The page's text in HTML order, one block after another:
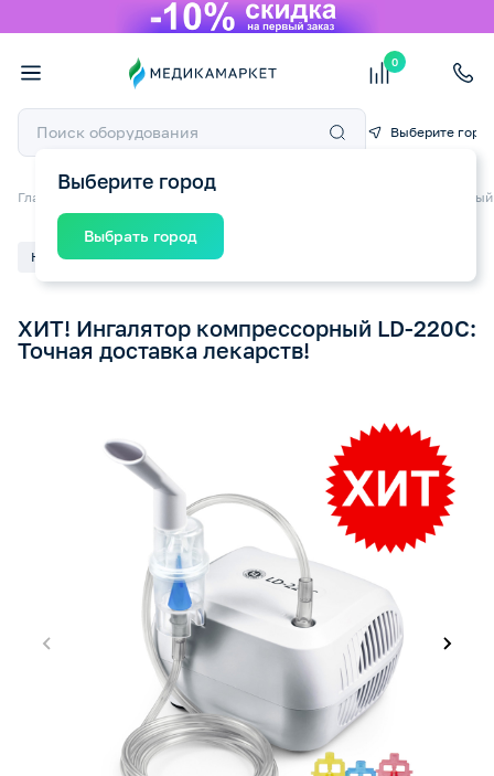
0
Выберите город
Выберите город
Выбрать город
Главная О компании Пресс-центр ХИТ! Ингалятор
Новость 21.09.2025
ХИТ! Ингалятор компрессорный LD-220C:
Точная доставка лекарств!